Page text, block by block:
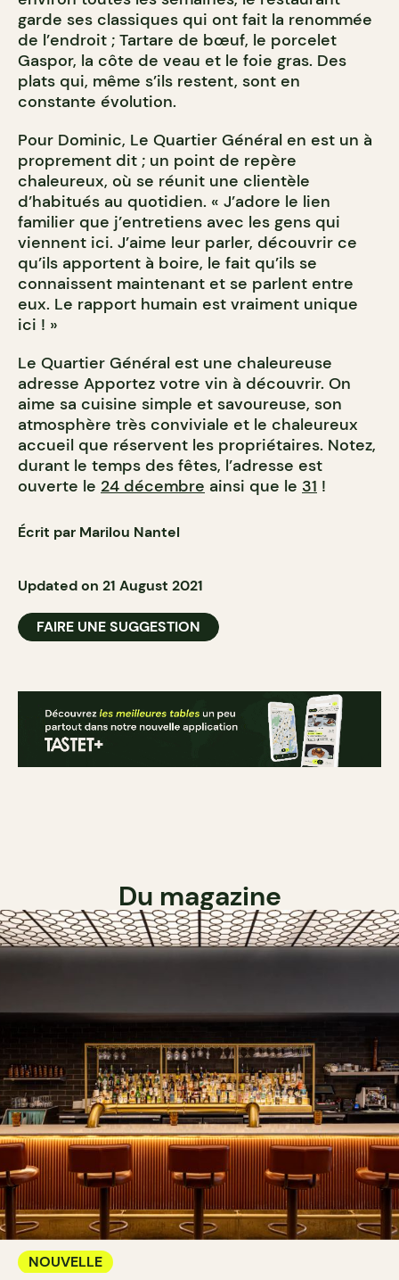
garde ses classiques qui ont fait la renommée
de l’endroit ; Tartare de bœuf, le porcelet
Gaspor, la côte de veau et le foie gras. Des
plats qui, même s’ils restent, sont en
constante évolution.
Pour Dominic, Le Quartier Général en est un à
proprement dit ; un point de repère
chaleureux, où se réunit une clientèle
d’habitués au quotidien. « J’adore le lien
familier que j’entretiens avec les gens qui
viennent ici. J’aime leur parler, découvrir ce
qu’ils apportent à boire, le fait qu’ils se
connaissent maintenant et se parlent entre
eux. Le rapport humain est vraiment unique
ici ! »
Le Quartier Général est une chaleureuse
adresse Apportez votre vin à découvrir. On
aime sa cuisine simple et savoureuse, son
atmosphère très conviviale et le chaleureux
accueil que réservent les propriétaires. Notez,
durant le temps des fêtes, l’adresse est
ouverte le 24 décembre ainsi que le 31 !
Écrit par Marilou Nantel
Updated on 21 August 2021
FAIRE UNE SUGGESTION
Du magazine
NOUVELLE